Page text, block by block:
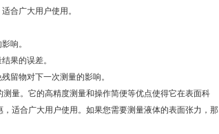
合广大用户使用。
响。
果的误差。
物对下一次测量的影响。
量。它的高精度测量和操作简便等优点使得它在表面科
适合广大用户使用。如果您需要测量液体的表面张力，那